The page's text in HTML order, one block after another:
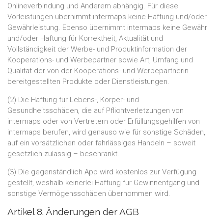
Onlineverbindung und Anderem abhängig. Für diese
Vorleistungen übernimmt intermaps keine Haftung und/oder
Gewährleistung. Ebenso übernimmt intermaps keine Gewähr
und/oder Haftung für Korrektheit, Aktualität und
Vollständigkeit der Werbe- und Produktinformation der
Kooperations- und Werbepartner sowie Art, Umfang und
Qualität der von der Kooperations- und Werbepartnerin
bereitgestellten Produkte oder Dienstleistungen.
(2) Die Haftung für Lebens-, Körper- und
Gesundheitsschäden, die auf Pflichtverletzungen von
intermaps oder von Vertretern oder Erfüllungsgehilfen von
intermaps berufen, wird genauso wie für sonstige Schäden,
auf ein vorsätzlichen oder fahrlässiges Handeln – soweit
gesetzlich zulässig – beschränkt.
(3) Die gegenständlich App wird kostenlos zur Verfügung
gestellt, weshalb keinerlei Haftung für Gewinnentgang und
sonstige Vermögensschäden übernommen wird.
Artikel 8. Änderungen der AGB